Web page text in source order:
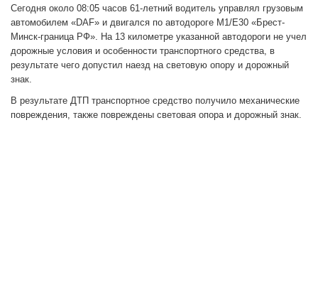
Сегодня около 08:05 часов 61-летний водитель управлял грузовым
автомобилем «DAF» и двигался по автодороге М1/Е30 «Брест-
Минск-граница РФ». На 13 километре указанной автодороги не учел
дорожные условия и особенности транспортного средства, в
результате чего допустил наезд на световую опору и дорожный
знак.
В результате ДТП транспортное средство получило механические
повреждения, также повреждены световая опора и дорожный знак.